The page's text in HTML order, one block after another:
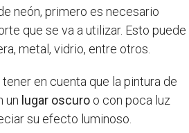
neón, primero es necesario
que se va a utilizar. Esto puede
metal, vidrio, entre otros.
en cuenta que la pintura de
un lugar oscuro o con poca luz
su efecto luminoso.